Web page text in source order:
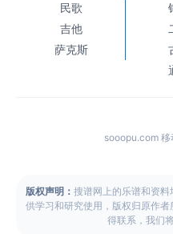
民歌
吉他
萨克斯
sooopu.com 移
版权声明： 搜谱网上的乐谱和资
供学习和研究使用，版权归原作
得联系，我们